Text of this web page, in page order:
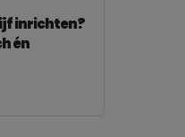
inrichten?
én